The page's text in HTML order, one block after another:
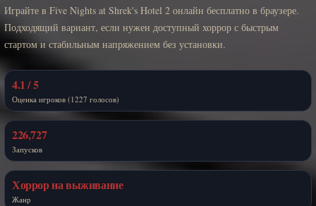
Играйте в Five Nights at Shrek's Hotel 2 онлайн бесплатно в браузере.
Подходящий вариант, если нужен доступный хоррор с быстрым
стартом и стабильным напряжением без установки.
4.1 / 5
Оценка игроков (1227 голосов)
226,727
Запусков
Хоррор на выживание
Жанр